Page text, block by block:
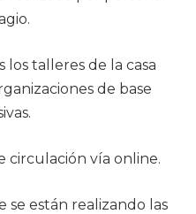
talleres de la casa
de base
vía online.
se están realizando las